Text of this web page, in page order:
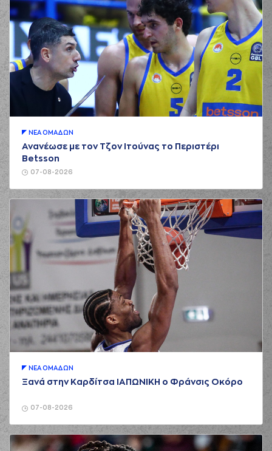
07-08-2026
ΝΕA ΟΜAΔΩΝ
Ανανέωσε με τον Τζον Ιτούνας το Περιστέρι
Betsson
07-08-2026
ΝΕA ΟΜAΔΩΝ
Ξανά στην Καρδίτσα ΙΑΠΩΝΙΚΗ ο Φράνσις Οκόρο